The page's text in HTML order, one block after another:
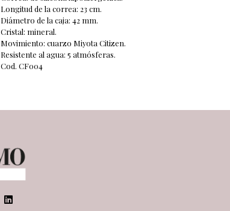
Longitud de la correa: 23 cm.
Diámetro de la caja: 42 mm.
Cristal: mineral.
Movimiento: cuarzo Miyota Citizen.
Resistente al agua: 5 atmósferas.
Cod. CF004